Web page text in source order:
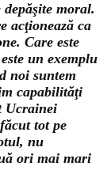
moral.
acţionează ca
Care este
un exemplu
noi suntem
capabilităţi
Ucrainei
tot pe
nu
ori mai mari